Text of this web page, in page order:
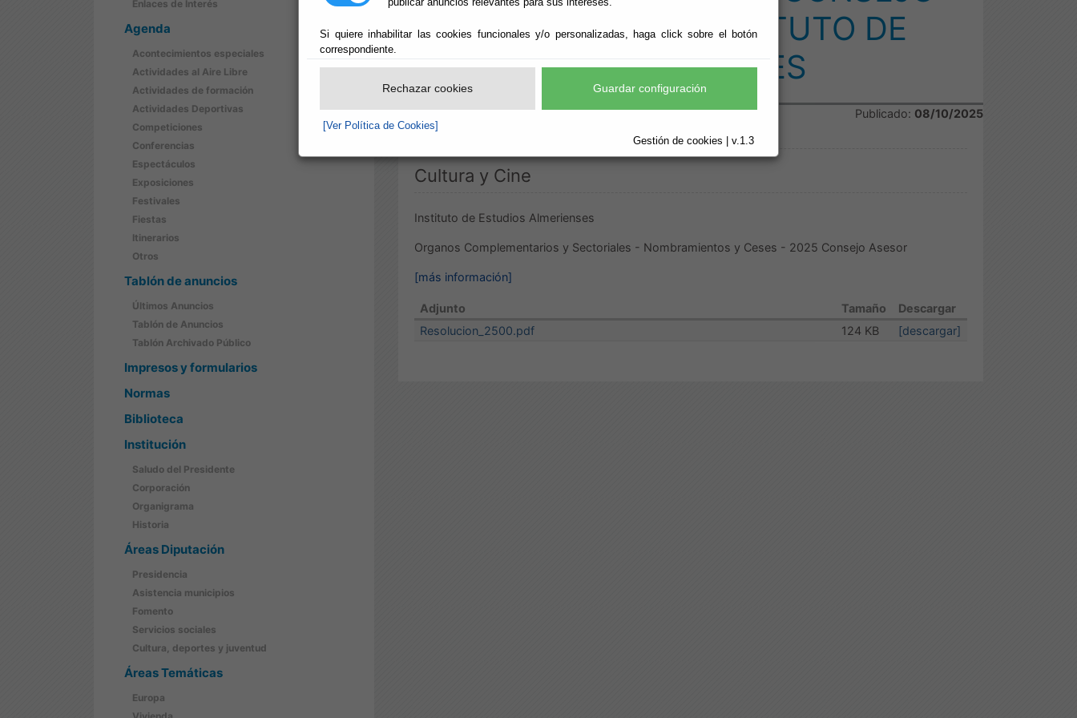
Si quiere inhabilitar las cookies funcionales y/o personalizadas, haga click sobre el botón
correspondiente.
Rechazar cookies Guardar configuración
[Ver Política de Cookies]
Gestión de cookies | v.1.3
Enlaces de Interés
Agenda
Acontecimientos especiales
Actividades al Aire Libre
Actividades de formación
Actividades Deportivas
Competiciones
Conferencias
Espectáculos
Exposiciones
Festivales
Fiestas
Itinerarios
Otros
Tablón de anuncios
Últimos Anuncios
Tablón de Anuncios
Tablón Archivado Público
Impresos y formularios
Normas
Biblioteca
Institución
Saludo del Presidente
Corporación
Organigrama
Historia
Áreas Diputación
Presidencia
Asistencia municipios
Fomento
Servicios sociales
Cultura, deportes y juventud
Áreas Temáticas
Europa
PROVINCIAL DEL INSTITUTO DE
ESTUDIOS ALMERIENSES
Diputación Provincial de Almería
Cultura y Cine
Instituto de Estudios Almerienses
Organos Complementarios y Sectoriales - Nombramientos y Ceses - 2025 Consejo Asesor
Publicado: 08/10/2025
[más información]
Adjunto Tamaño
Descargar
Resolucion_2500.pdf
124 KB [descargar]